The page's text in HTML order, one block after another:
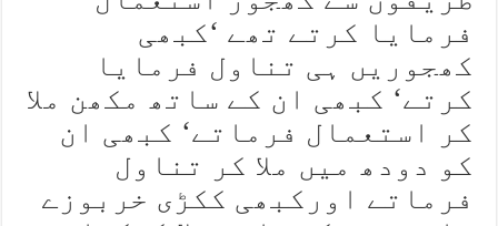
فرمایا کرتے تھے ‘کبھی
کھجوریں ہی تناول فرمایا
کرتے‘ کبھی ان کے ساتھ مکھن ملا
کر استعمال فرماتے‘ کبھی ان
کو دودھ میں ملا کر تناول
فرماتے اورکبھی ککڑی خربوزے